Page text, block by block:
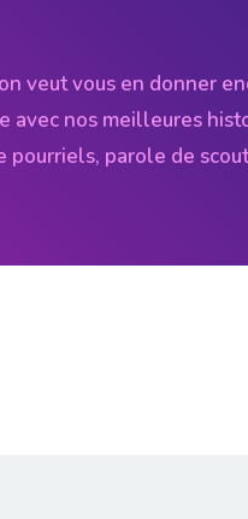
veut vous en donner
avec nos meilleures
pourriels, parole de